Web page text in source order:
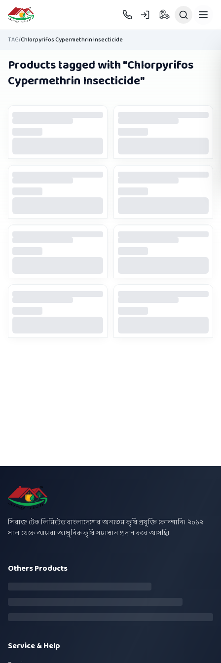
Skip to main content
TAG/Chlorpyrifos Cypermethrin Insecticide
Products tagged with "Chlorpyrifos
Cypermethrin Insecticide"
সিরাজ টেক লিমিটেড বাংলাদেশের অন্যতম কৃষি প্রযুক্তি কোম্পানি। ২০১২
সাল থেকে আমরা আধুনিক কৃষি সমাধান প্রদান করে আসছি।
Others Products
Service & Help